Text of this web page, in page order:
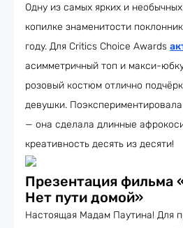
Одну из самых ярких и
копилке знаменитости
году. Для Critics Choice Awards
асимметричный топ и макси-
розовый костюм отлично
девушки.
— она сделала длинные
креативность десять из десяти!
Презентация фильма
Нет пути домой»
Настоящая Мадам Паутина! Для